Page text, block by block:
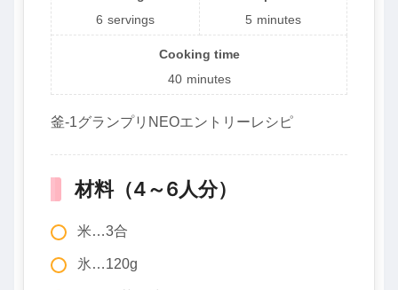
6 servings
5 minutes
Cooking time
40 minutes
釜-1グランプリNEOエントリーレシピ
材料（4～6人分）
米…3合
氷…120g